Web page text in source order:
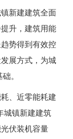
新建建筑全面
升，建筑用能
势得到有效控
展方式，为城
。
、近零能耗建
城镇新建建筑
伏装机容量